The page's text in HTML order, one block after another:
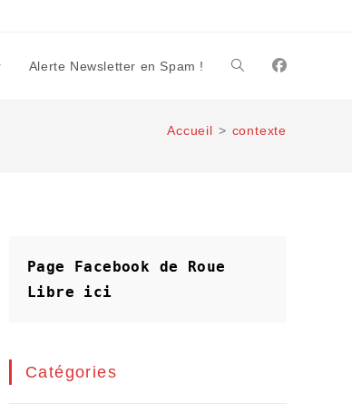
Alerte Newsletter en Spam ! Toggle
website
Accueil > contexte
Page Facebook de Roue
Libre
ici
Catégories